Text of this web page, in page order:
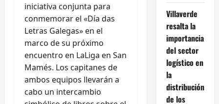
iniciativa conjunta para
conmemorar el «Día das
Letras Galegas» en el
marco de su próximo
encuentro en LaLiga en San
Mamés. Los capitanes de
ambos equipos llevarán a
cabo un intercambio
Villaverde
resalta la
importancia
del sector
logístico en
la
distribución
de los